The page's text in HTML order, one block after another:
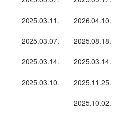
2025.03.11.
2026.04.10.
2025.03.07.
2025.08.18.
2025.03.14.
2025.03.14.
2025.03.10.
2025.11.25.
2025.10.02.